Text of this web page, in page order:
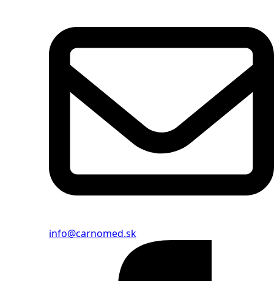
info@carnomed.sk